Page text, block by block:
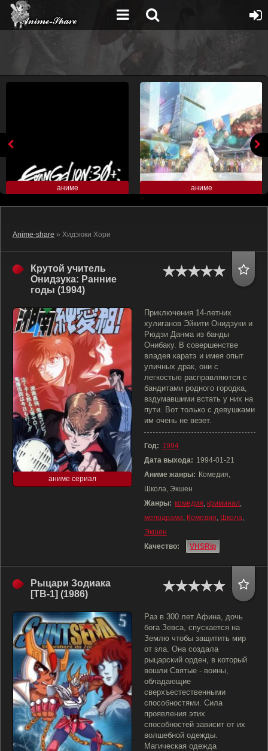
аниме аниме
Anime-share » Хидэюки Хори
Крутой учитель
Онидзука: Ранние
годы (1994)
аниме сериал
Приключения 14-летних
хулиганов Эйкити Онидзуки и
Рюдзи Данма из банды
Онибаку. В совершенстве
владея каратэ и имея опыт
уличных драк, они с
легкостью расправляются с
бандитами родного городка,
вздумавшими встать у них на
пути. Вот только с девушками
им очень не везет.
Год: 1994
Дата выхода: 1994-01-21
Аниме жанры: Комедия,
Школа, Экшен
Жанры: комедия, криминал,
мелодрама, Комедия, Школа,
Экшен
Качество:
VHSRip
Рыцари Зодиака
[ТВ-1] (1986)
Раз в 300 лет Афина, дочь
бога Зевса, спускается на
Землю чтобы защитить мир
от зла. Она создала
рыцарский орден, в который
вошли Святые - воины,
обладающие
сверхъестественными
способностями. Сила
проявления этих
способностей зависит от их
волшебной одежды.
Магическая одежда